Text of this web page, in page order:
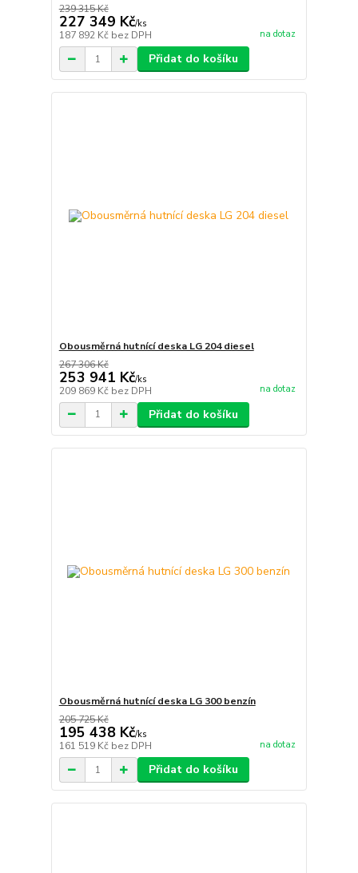
239 315 Kč
227 349 Kč/ks
187 892 Kč bez DPH na dotaz
Přidat do košíku
Obousměrná hutnící deska LG 204 diesel
267 306 Kč
253 941 Kč/ks
209 869 Kč bez DPH na dotaz
Přidat do košíku
Obousměrná hutnící deska LG 300 benzín
205 725 Kč
195 438 Kč/ks
161 519 Kč bez DPH na dotaz
Přidat do košíku